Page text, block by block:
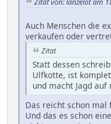
Auch Menschen die
verkaufen oder
Zitat
Statt dessen
Ulfkotte, ist
und macht Jagd
Das reicht schon mal
Und das es schon